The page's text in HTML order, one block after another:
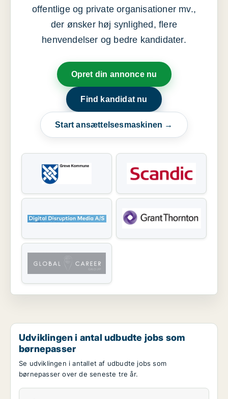
offentlige og private organisationer mv.,
der ønsker høj synlighed, flere
henvendelser og bedre kandidater.
Opret din annonce nu
Find kandidat nu
Start ansættelsesmaskinen →
Udviklingen i antal udbudte jobs som
børnepasser
Se udviklingen i antallet af udbudte jobs som
børnepasser over de seneste tre år.